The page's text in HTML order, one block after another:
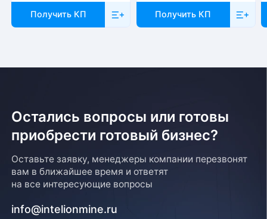
Отправка товара осуществляется с понедельника
по пятницу с 10-00 до 19-00. При получении товара
Для того, чтобы оформить возврат товара, клиенту
необходимо связаться с менеджером, который
в соответствии с регламентом Компании после
Получить КП Получить КП
Остались вопросы или готовы
приобрести готовый бизнес?
Оставьте заявку, менеджеры компании перезвонят
вам в ближайшее время и ответят
на все интересующие вопросы
info@intelionmine.ru